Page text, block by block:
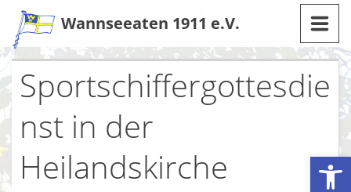
Werkzeugleiste öffnen
Zum
Inhalt
Wannseeaten 1911 e.V.
Sportschiffergottesdie
nst in der
Heilandskirche